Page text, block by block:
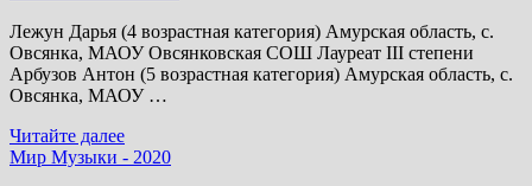
Лежун Дарья (4 возрастная категория) Амурская область, с.
Овсянка, МАОУ Овсянковская СОШ Лауреат III степени
Арбузов Антон (5 возрастная категория) Амурская область, с.
Овсянка, МАОУ …
Итоги
VII
Читайте далее
Мир Музыки - 2020